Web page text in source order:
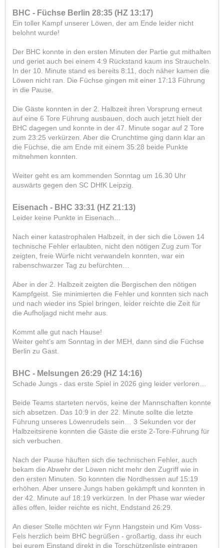
BHC - Füchse Berlin 28:35 (HZ 13:17)
Ein toller Kampf unserer Löwen, der am Ende leider nicht
belohnt wurde!
Der BHC konnte in den ersten Minuten der Partie gut mithalten
und geriet auch bei einem 4:9 Rückstand kaum ins Straucheln.
In der 10. Minute stand es bereits 8:11, doch näher kamen die
Löwen nicht ran. Die Füchse gingen mit einer 17:13 Führung
in die Pause.
Die Gäste konnten in der 2. Halbzeit ihren Vorsprung erneut
auf eine 6 Tore Führung ausbauen, doch auch jetzt hielt der
BHC dagegen und konnte in der 47. Minute sogar auf 2 Tore
zum 23:25 verkürzen. Aber die Crunchtime ging dann klar an
die Füchse, die am Ende mit einem 35:28 beide Punkte
mitnehmen konnten.
Weiter geht es am kommenden Sonntag um 16.30 Uhr
auswärts gegen den SC DHfK Leipzig.
Eisenach - BHC 33:31 (HZ 21:13)
Leider keine Punkte in Eisenach…
Nach einer katastrophalen Halbzeit, in der sich die Löwen 14
technische Fehler erlaubten, nicht den nötigen Zug zum Tor
zeigten, freie Würfe nicht verwandeln konnten, war ein
rabenschwarzer Tag zu befürchten…
Aber in der 2. Halbzeit zeigten die Bergischen den nötigen
Kampfgeist. Sie minimierten die Fehler und konnten sich nach
und nach wieder ins Spiel bringen, leider reichte die Zeit für
die Aufholjagd nicht mehr aus.
Kommt alle gut nach Hause!
Weiter geht’s am Sonntag in der MEH, dann sind die Füchse
Berlin zu Gast.
BHC - Melsungen 26:29 (HZ 14:16)
Schade Jungs - das erste Spiel in 2026 ging leider verloren…
Beide Teams starteten nervös, keine der Mannschaften konnte
sich absetzen. Das 10:9 in der 22. Minute sollte die letzte
Führung unseres Löwenrudels sein… 3 Sekunden vor der
Halbzeitsirene konnten die Gäste die erste 2-Tore-Führung für
sich verbuchen.
Nach der Pause häuften sich die technischen Fehler, auch
bekam die Abwehr der Löwen nicht mehr den Zugriff wie in
den ersten Minuten. So konnten die Nordhessen auf 15:19
erhöhen. Aber unsere Jungs haben gekämpft und konnten in
der 42. Minute auf 18:19 verkürzen. In der Phase war wieder
alles offen, leider reichte es nicht, Endstand 26:29.
An dieser Stelle möchten wir Fynn Hangstein und Kim Voss-
Fels herzlich beim BHC begrüßen - großartig, dass ihr euch
bei eurem Einstand direkt in die Torschützenliste eintragen